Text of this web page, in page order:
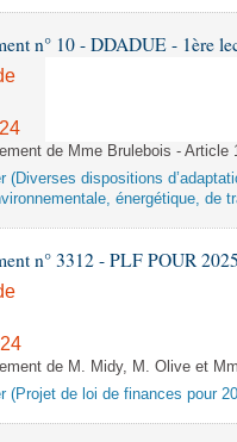
n° 10 - DDADUE - 1ère
de Mme Brulebois - Article
(Diverses dispositions
énergétique, de
n° 3312 - PLF POUR
de M. Midy, M. Olive et
(Projet de loi de finances pour